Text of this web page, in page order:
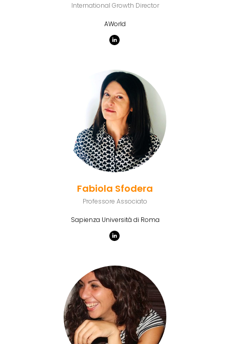
International Growth Director
AWorld
Fabiola Sfodera
Professore Associato
Sapienza Università di Roma